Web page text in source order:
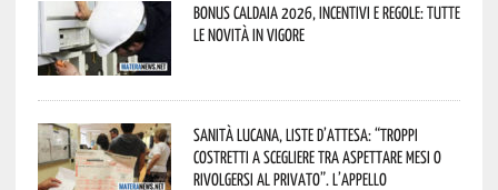
Bonus caldaia 2026, incentivi e regole: tutte
le novità in vigore
Sanità lucana, liste d’attesa: “Troppi
costretti a scegliere tra aspettare mesi o
rivolgersi al privato”. L’appello